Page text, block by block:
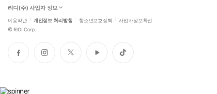
리디(주) 사업자 정보
이용약관 개인정보 처리방침 청소년보호정책 사업자정보확인
© RIDI Corp.
페
이
인
스
트
위
유
튜
틱
톡